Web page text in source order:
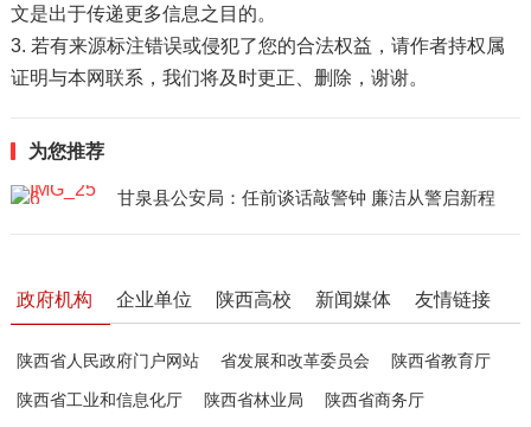
文是出于传递更多信息之目的。
3. 若有来源标注错误或侵犯了您的合法权益，请作者持权属
证明与本网联系，我们将及时更正、删除，谢谢。
为您推荐
甘泉县公安局：任前谈话敲警钟 廉洁从警启新程
政府机构 企业单位 陕西高校 新闻媒体 友情链接
陕西省人民政府门户网站 省发展和改革委员会 陕西省教育厅
陕西省工业和信息化厅 陕西省林业局 陕西省商务厅